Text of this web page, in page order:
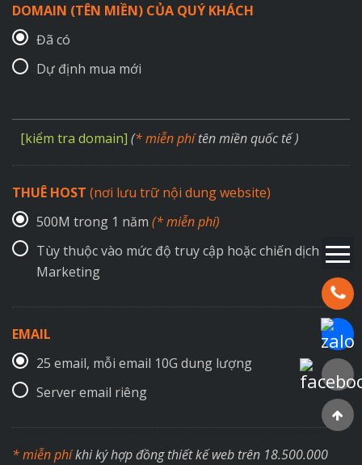
Hotline:
Chat
DOMAIN (TÊN MIỀN) CỦA QUÝ KHÁCH
Đã có
Dự định mua mới
[kiểm tra domain] (* miễn phítên miền quốc tế )
THUÊ HOST (nơi lưu trữ nội dung website)
500M trong 1 năm (* miễn phí)
Tùy thuộc vào mức độ truy cập hoặc chiến dịch
Marketing
EMAIL
25 email, mỗi email 10G dung lượng
Server email riêng
* miễn phíkhi ký hợp đồng thiết kế web trên 18.500.000